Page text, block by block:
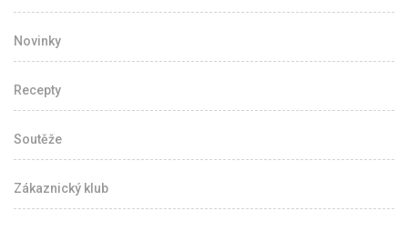
Novinky
Recepty
Soutěže
Zákaznický klub